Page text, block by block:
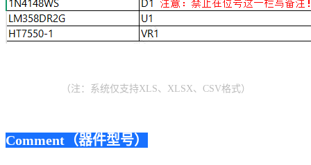
（注：系统仅支持XLS、XLSX、CSV格式）
Comment（器件型号）